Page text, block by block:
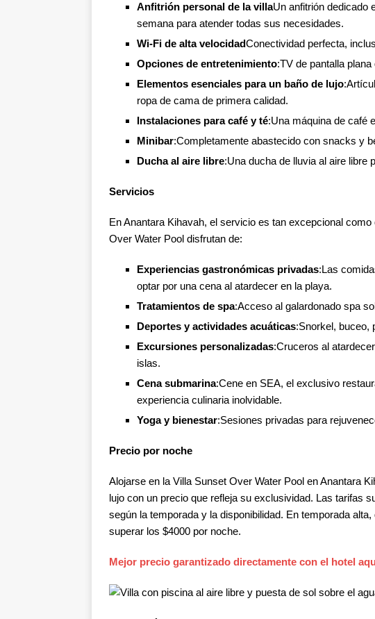
Anfitrión personal de la villaUn anfitrión dedicado
semana para atender todas sus necesidades.
Wi-Fi de alta velocidadConectividad perfecta,
Opciones de entretenimiento:TV de pantalla
Elementos esenciales para un baño de lujo
ropa de cama de primera calidad.
Instalaciones para café y té:Una máquina de café
Minibar:Completamente abastecido con snacks y
Ducha al aire libre:Una ducha de lluvia al aire libre
Servicios
En Anantara Kihavah, el servicio es tan excepcional
Over Water Pool disfrutan de:
Experiencias gastronómicas privadas:Las
optar por una cena al atardecer en la playa.
Tratamientos de spa:Acceso al galardonado spa
Deportes y actividades acuáticas:Snorkel, buceo,
Excursiones personalizadas:Cruceros al
islas.
Cena submarina:Cene en SEA, el exclusivo
experiencia culinaria inolvidable.
Yoga y bienestar:Sesiones privadas para
Precio por noche
Alojarse en la Villa Sunset Over Water Pool en Anantara
lujo con un precio que refleja su exclusividad. Las tarifas
según la temporada y la disponibilidad. En temporada
superar los $4000 por noche.
Mejor precio garantizado directamente con el hotel